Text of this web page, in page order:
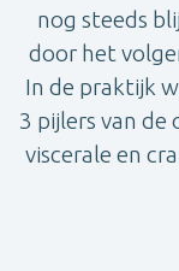
nog steeds
door het
In de praktijk
3 pijlers van
viscerale en